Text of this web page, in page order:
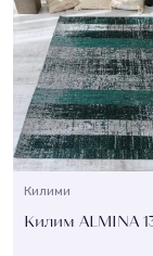
Килими
Килим ALMINA